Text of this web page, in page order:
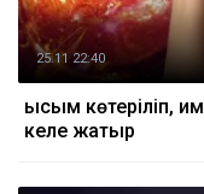
25.11 22:40
Қысым көтеріліп,
келе жатыр